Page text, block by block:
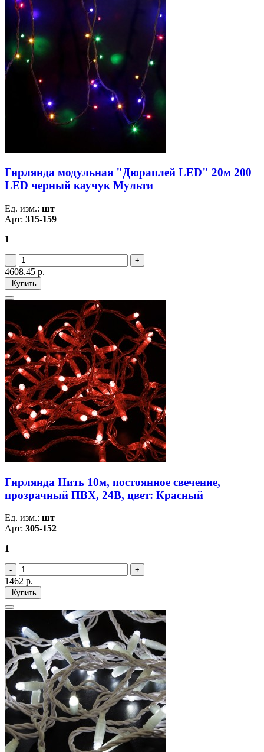
Гирлянда модульная "Дюраплей LED" 20м 200
LED черный каучук Мульти
Ед. изм.: шт
Арт: 315-159
1
4608.45 р.
Купить
Гирлянда Нить 10м, постоянное свечение,
прозрачный ПВХ, 24В, цвет: Красный
Ед. изм.: шт
Арт: 305-152
1
1462 р.
Купить